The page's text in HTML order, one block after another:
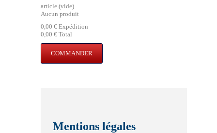
article (vide)
Aucun produit
0,00 € Expédition
0,00 € Total
COMMANDER
Mentions légales